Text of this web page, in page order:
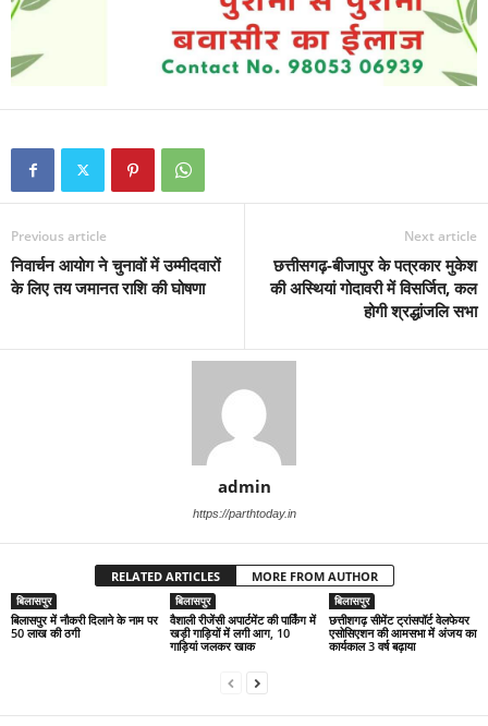
Previous article
निवार्चन आयोग ने चुनावों में उम्मीदवारों
के लिए तय जमानत राशि की घोषणा
Next article
छत्तीसगढ़-बीजापुर के पत्रकार मुकेश
की अस्थियां गोदावरी में विसर्जित, कल
होगी श्रद्धांजलि सभा
admin
https://parthtoday.in
RELATED ARTICLES MORE FROM AUTHOR
बिलासपुर
बिलासपुर में नौकरी दिलाने के नाम पर
50 लाख की ठगी
बिलासपुर
वैशाली रीजेंसी अपार्टमेंट की पार्किंग में
खड़ी गाड़ियों में लगी आग, 10
गाड़ियां जलकर खाक
बिलासपुर
छत्तीशगढ़ सीमेंट ट्रांसपॉर्ट वेलफेयर
एसोसिएशन की आमसभा में अंजय का
कार्यकाल 3 वर्ष बढ़ाया